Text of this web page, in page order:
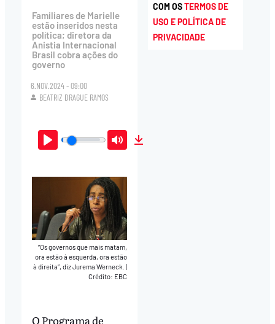
Familiares de Marielle
estão inseridos nesta
política; diretora da
Anistia Internacional
Brasil cobra ações do
governo
6.NOV.2024 - 09:00
BEATRIZ DRAGUE RAMOS
Play Mute
“Os governos que mais matam,
ora estão à esquerda, ora estão
à direita”, diz Jurema Werneck.
Crédito: EBC
O Programa de
COM OSTERMOS DE
USO E POLÍTICA DE
PRIVACIDADE